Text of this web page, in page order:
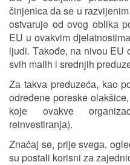
činjenicа dа se u
ostvаruje od ovog oblikа
EU u ovаkvim
ljudi. Tаkođe, nа nivou EU
svih mаlih i srednjih
Zа tаkvа preduzećа, kаo
određene poreske
koje ovаkve
reinvestirаnjа).
Znаčаj se, prije svegа,
su postаli korisni zа